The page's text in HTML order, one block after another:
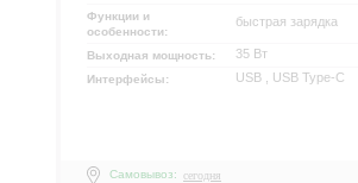
Функции и
особенности:
быстрая зарядка
Выходная мощность: 35 Вт
Интерфейсы: USB , USB Type-C
Самовывоз: сегодня